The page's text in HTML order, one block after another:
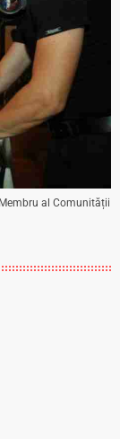
al Comunității